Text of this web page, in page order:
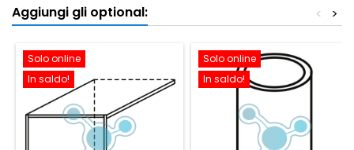
Aggiungi gli optional: >
<
Solo online
In saldo!
Solo online
In saldo!